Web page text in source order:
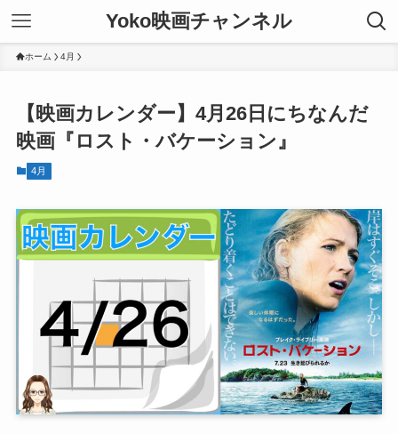
Yoko映画チャンネル
ホーム 4月
【映画カレンダー】4月26日にちなんだ
映画『ロスト・バケーション』
4月